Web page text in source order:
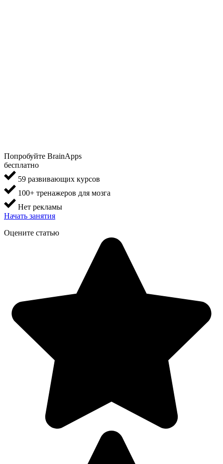
Попробуйте BrainApps
бесплатно
59 развивающих курсов
100+ тренажеров для мозга
Нет рекламы
Начать занятия
Оцените статью